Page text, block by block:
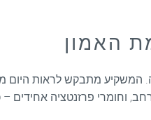
האמון
המשקיע מתבקש לראות
וחומרי פרזנטציה